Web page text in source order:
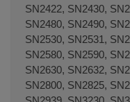
SN2422, SN2430,
SN2480, SN2490,
SN2530, SN2531,
SN2580, SN2590,
SN2630, SN2632,
SN2800, SN2825,